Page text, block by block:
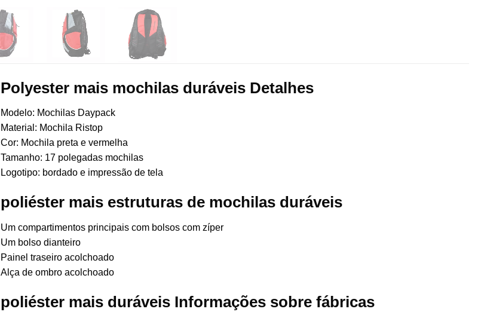
Polyester mais mochilas duráveis ​​Detalhes
Modelo: Mochilas Daypack
Material: Mochila Ristop
Cor: Mochila preta e vermelha
Tamanho: 17 polegadas mochilas
Logotipo: bordado e impressão de tela
poliéster mais estruturas de mochilas duráveis ​​
Um compartimentos principais com bolsos com zíper
Um bolso dianteiro
Painel traseiro acolchoado
Alça de ombro acolchoado
poliéster mais duráveis ​​Informações sobre fábricas